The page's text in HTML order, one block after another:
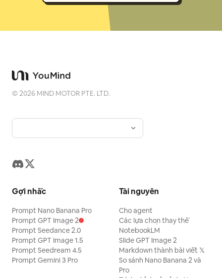
©2026 MIND MOTOR PTE. LTD.
Gợi nhắc
Prompt Nano Banana Pro
Prompt GPT Image 2
Prompt Seedance 2.0
Prompt GPT Image 1.5
Prompt Seedream 4.5
Prompt Gemini 3 Pro
Tài nguyên
Cho agent
Các lựa chọn thay thế
NotebookLM
Slide GPT Image 2
Markdown thành bài viết 𝕏
So sánh Nano Banana 2 và
Pro